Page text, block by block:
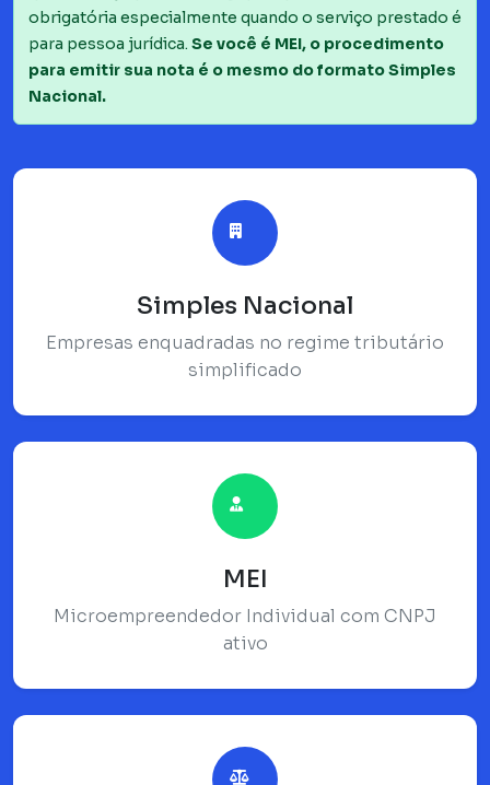
obrigatória especialmente quando o serviço prestado é
para pessoa jurídica. Se você é MEI, o procedimento
para emitir sua nota é o mesmo do formato Simples
Nacional.
Simples Nacional
Empresas enquadradas no regime tributário
simplificado
MEI
Microempreendedor Individual com CNPJ
ativo